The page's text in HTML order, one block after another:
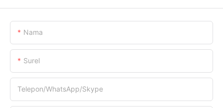
Nama
Surel
Telepon/WhatsApp/Skype